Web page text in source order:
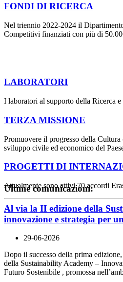
FONDI DI RICERCA
Nel triennio 2022-2024 il
Competitivi finanziati con più di
LABORATORI
I laboratori al supporto della Ricerca
TERZA MISSIONE
Promuovere il progresso della Cultura
sviluppo civile ed economico del
PROGETTI DI
Attualmente sono attivi 70 accordi
Ultime comunicazioni:
Al via la II edizione della
innovazione e strategia per
29-06-2026
Dopo il successo della prima
della Sustainability Academy –
Futuro Sostenibile , promossa